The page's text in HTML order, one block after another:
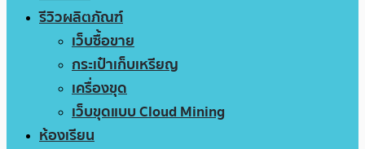
รีวิวผลิตภัณฑ์
เว็บซื้อขาย
กระเป๋าเก็บเหรียญ
เครื่องขุด
เว็บขุดแบบ Cloud Mining
ห้องเรียน